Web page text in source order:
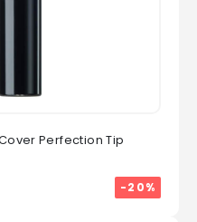
Perfection Tip
-20%